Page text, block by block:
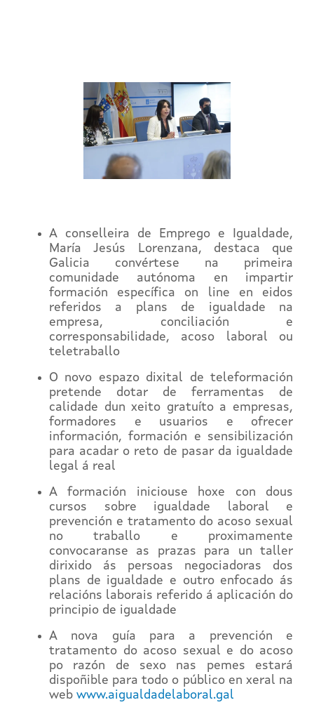
A conselleira de Emprego e Igualdade,
María Jesús Lorenzana, destaca que
Galicia convértese na primeira
comunidade autónoma en impartir
formación específica on line en eidos
referidos a plans de igualdade na
empresa, conciliación e
corresponsabilidade, acoso laboral ou
teletraballo
O novo espazo dixital de teleformación
pretende dotar de ferramentas de
calidade dun xeito gratuíto a empresas,
formadores e usuarios e ofrecer
información, formación e sensibilización
para acadar o reto de pasar da igualdade
legal á real
A formación iniciouse hoxe con dous
cursos sobre igualdade laboral e
prevención e tratamento do acoso sexual
no traballo e proximamente
convocaranse as prazas para un taller
dirixido ás persoas negociadoras dos
plans de igualdade e outro enfocado ás
relacións laborais referido á aplicación do
principio de igualdade
A nova guía para a prevención e
tratamento do acoso sexual e do acoso
po razón de sexo nas pemes estará
dispoñible para todo o público en xeral na
web www.aigualdadelaboral.gal